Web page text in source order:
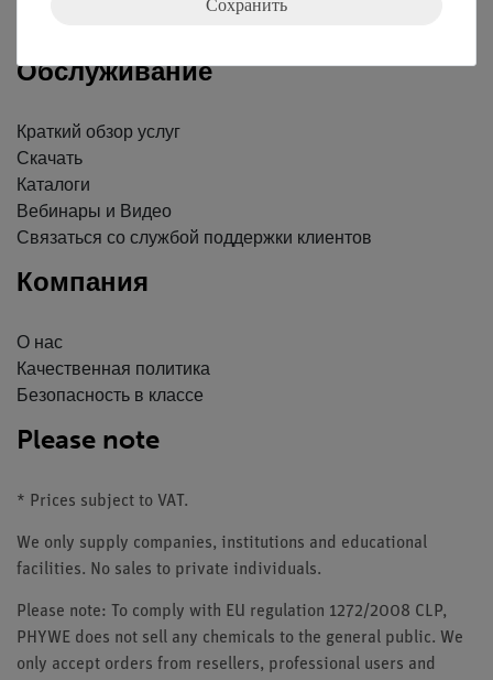
Обслуживание
Краткий обзор услуг
Скачать
Каталоги
Вебинары и Видео
Связаться со службой поддержки клиентов
Компания
О нас
Качественная политика
Безопасность в классе
Please note
* Prices subject to VAT.
We only supply companies, institutions and educational
facilities. No sales to private individuals.
Please note: To comply with EU regulation 1272/2008 CLP,
PHYWE does not sell any chemicals to the general public. We
only accept orders from resellers, professional users and
Сохранить